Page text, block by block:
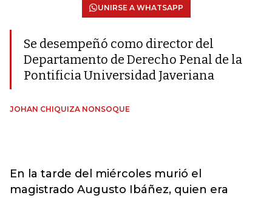
UNIRSE A WHATSAPP
Se desempeñó como director del
Departamento de Derecho Penal de la
Pontificia Universidad Javeriana
JOHAN CHIQUIZA NONSOQUE
En la tarde del miércoles murió el
magistrado Augusto Ibáñez, quien era